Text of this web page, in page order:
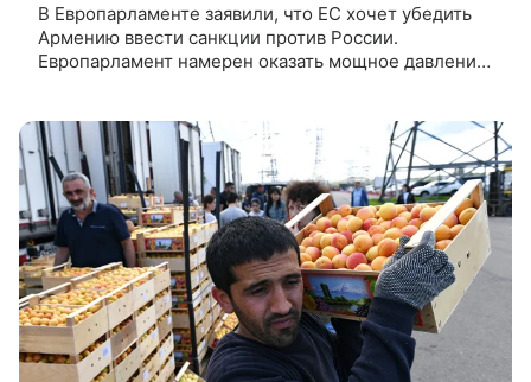
В Европарламенте заявили, что ЕС хочет убедить
Армению ввести санкции против России.
Европарламент намерен оказать мощное давление